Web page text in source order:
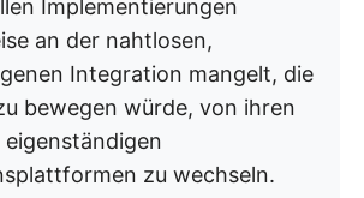
Implementierungen
an der nahtlosen,
Integration mangelt, die
bewegen würde, von ihren
zu wechseln.